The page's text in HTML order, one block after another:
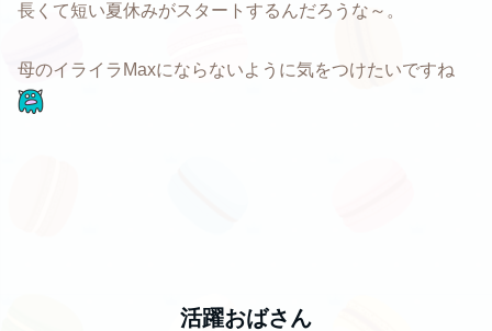
長くて短い夏休みがスタートするんだろうな～。
母のイライラMaxにならないように気をつけたいですね
活躍おばさん